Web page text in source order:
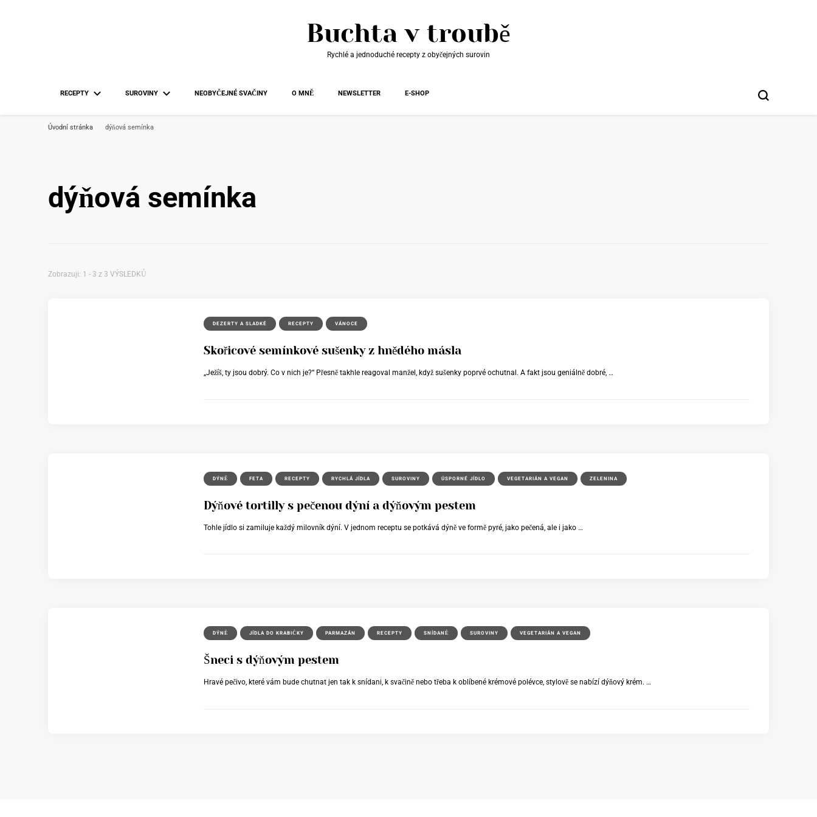
Buchta v troubě
Rychlé a jednoduché recepty z obyčejných surovin
RECEPTY SUROVINY NEOBYČEJNÉ SVAČINY O MNĚ NEWSLETTER E-SHOP
Úvodní stránka dýňová semínka
dýňová semínka
Zobrazuji: 1 - 3 z 3 VÝSLEDKŮ
DEZERTY A SLADKÉ RECEPTY VÁNOCE
Skořicové semínkové sušenky z hnědého másla
„Ježíš, ty jsou dobrý. Co v nich je?“ Přesně takhle reagoval manžel, když sušenky poprvé ochutnal. A fakt jsou geniálně dobré, …
DÝNĚ FETA RECEPTY RYCHLÁ JÍDLA SUROVINY ÚSPORNÉ JÍDLO VEGETARIÁN A VEGAN ZELENINA
Dýňové tortilly s pečenou dýní a dýňovým pestem
Tohle jídlo si zamiluje každý milovník dýní. V jednom receptu se potkává dýně ve formě pyré, jako pečená, ale i jako …
DÝNĚ JÍDLA DO KRABIČKY PARMAZÁN RECEPTY SNÍDANĚ SUROVINY VEGETARIÁN A VEGAN
Šneci s dýňovým pestem
Hravé pečivo, které vám bude chutnat jen tak k snídani, k svačině nebo třeba k oblíbené krémové polévce, stylově se nabízí dýňový krém. …